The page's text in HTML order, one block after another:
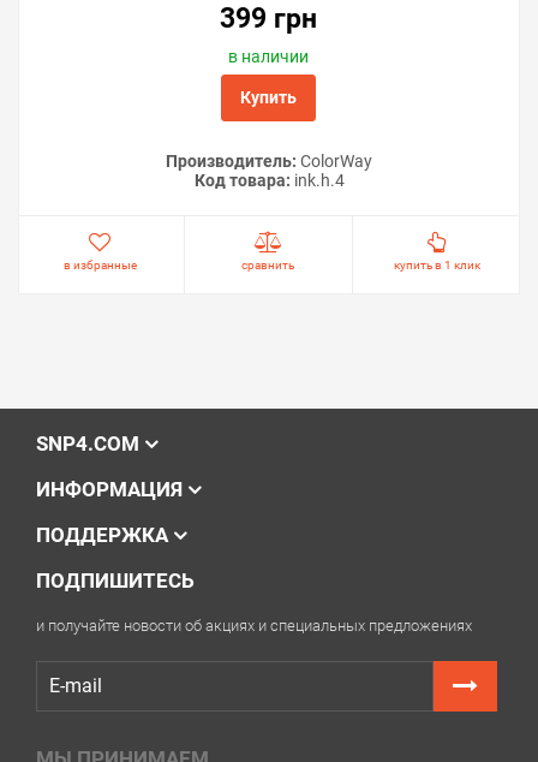
399 грн
в наличии
Купить
Производитель: ColorWay
Код товара: ink.h.4
в избранные сравнить купить в 1 клик
SNP4.COM
ИНФОРМАЦИЯ
ПОДДЕРЖКА
ПОДПИШИТЕСЬ
и получайте новости об акциях и специальных предложениях